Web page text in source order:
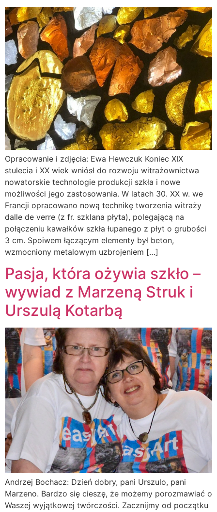
Opracowanie i zdjęcia: Ewa Hewczuk Koniec XIX
stulecia i XX wiek wniósł do rozwoju witrażownictwa
nowatorskie technologie produkcji szkła i nowe
możliwości jego zastosowania. W latach 30. XX w. we
Francji opracowano nową technikę tworzenia witraży
dalle de verre (z fr. szklana płyta), polegającą na
połączeniu kawałków szkła łupanego z płyt o grubości
3 cm. Spoiwem łączącym elementy był beton,
wzmocniony metalowym uzbrojeniem […]
Pasja, która ożywia szkło –
wywiad z Marzeną Struk i
Urszulą Kotarbą
Andrzej Bochacz: Dzień dobry, pani Urszulo, pani
Marzeno. Bardzo się cieszę, że możemy porozmawiać o
Waszej wyjątkowej twórczości. Zacznijmy od początku